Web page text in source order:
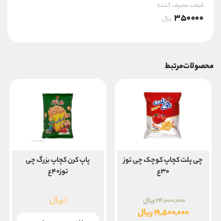
قیمت مصرف کننده
350000 ریال
محصولات مرتبط
چی پلت کچاپ کوچک چی توز
۳۰ع
۲۴,۰۰۰,۰۰۰ریال
اصلی
۱۹,۵۰۰,۰۰۰ریال
پاپ کرن کچاپ بزرگ چی
توز۴۰ع
۱ریال